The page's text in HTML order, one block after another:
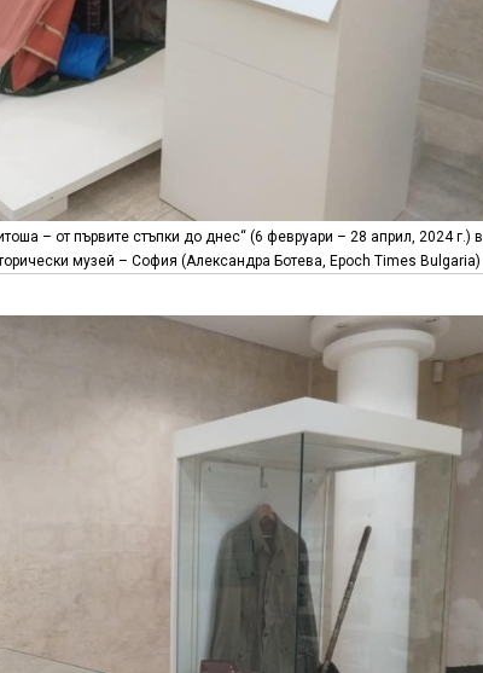
– от първите стъпки до днес“ (6 февруари – 28 април, 2024 г.) в
музей – София (Александра Ботева, Epoch Times Bulgaria)